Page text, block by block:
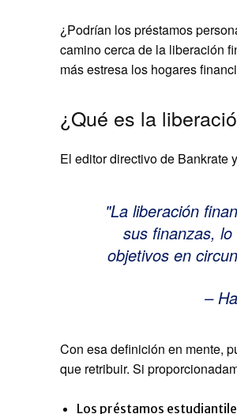
¿Podrían los préstamos
camino cerca de la liberación
más estresa los hogares
¿Qué es la
El editor directivo de Bankrate
La liberación
sus finanzas,
objetivos en
–
Con esa definición en mente,
que retribuir. Si
Los préstamos